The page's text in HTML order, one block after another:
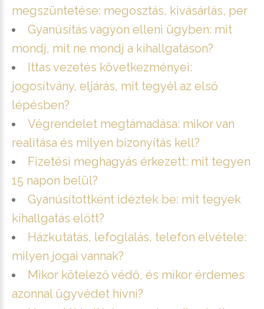
megszüntetése: megosztás, kivásárlás, per
Gyanúsítás vagyon elleni ügyben: mit
mondj, mit ne mondj a kihallgatáson?
Ittas vezetés következményei:
jogosítvány, eljárás, mit tegyél az első
lépésben?
Végrendelet megtámadása: mikor van
realitása és milyen bizonyítás kell?
Fizetési meghagyás érkezett: mit tegyen
15 napon belül?
Gyanúsítottként idéztek be: mit tegyek
kihallgatás előtt?
Házkutatás, lefoglalás, telefon elvétele:
milyen jogai vannak?
Mikor kötelező védő, és mikor érdemes
azonnal ügyvédet hívni?